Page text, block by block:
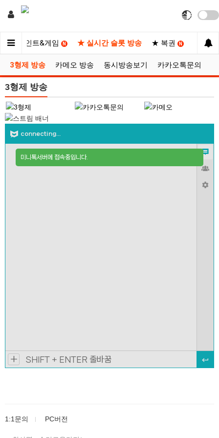
★ 포인트&게임 N ★ 실시간 슬롯 방송 ★ 복권 N ★ 마
3형제 방송 카메오 방송 동시방송보기 카카오톡문의
3형제 방송
1:1문의 PC버전